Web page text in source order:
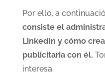
Por ello, a
consiste el
LinkedIn y cómo
publicitaria con él.
interesa.